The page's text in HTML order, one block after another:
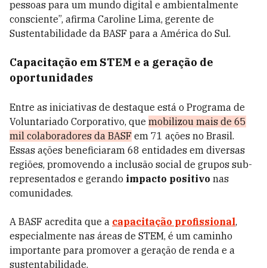
pessoas para um mundo digital e ambientalmente
consciente”, afirma Caroline Lima, gerente de
Sustentabilidade da BASF para a América do Sul.
Capacitação em STEM e a geração de
oportunidades
Entre as iniciativas de destaque está o Programa de
Voluntariado Corporativo, que mobilizou mais de 65
mil colaboradores da BASF em 71 ações no Brasil.
Essas ações beneficiaram 68 entidades em diversas
regiões, promovendo a inclusão social de grupos sub-
representados e gerando impacto positivo nas
comunidades.
A BASF acredita que a capacitação profissional,
especialmente nas áreas de STEM, é um caminho
importante para promover a geração de renda e a
sustentabilidade.